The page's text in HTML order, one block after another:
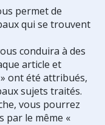
permet de
qui se trouvent
conduira à des
article et
ont été attribués,
sujets traités.
vous pourrez
par le même «